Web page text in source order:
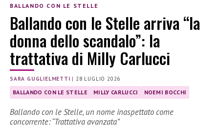
BALLANDO CON LE STELLE
Ballando con le Stelle arriva “la
donna dello scandalo”: la
trattativa di Milly Carlucci
SARA GUGLIELMETTI |28 LUGLIO 2026
BALLANDO CON LE STELLE MILLY CARLUCCI NOEMI BOCCHI
Ballando con le Stelle, un nome inaspettato come
concorrente: “Trattativa avanzata”